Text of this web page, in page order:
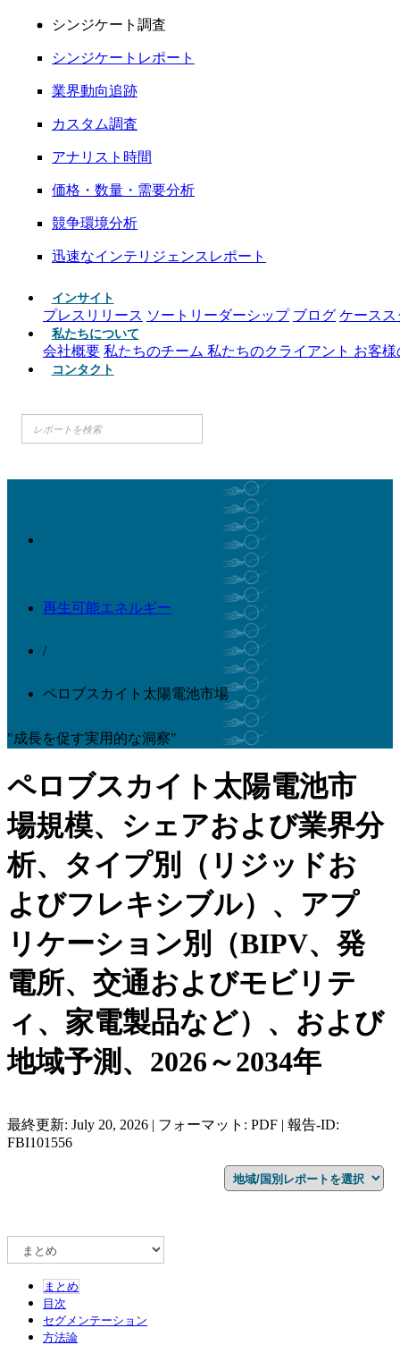
シンジケート調査
シンジケートレポート
業界動向追跡
カスタム調査
アナリスト時間
価格・数量・需要分析
競争環境分析
迅速なインテリジェンスレポート
インサイト
プレスリリース ソートリーダーシップ ブログ ケースス
私たちについて
会社概要 私たちのチーム 私たちのクライアント お客
コンタクト
再生可能エネルギー
/
ペロブスカイト太陽電池市場
"成長を促す実用的な洞察"
ペロブスカイト太陽電池市
場規模、シェアおよび業界分
析、タイプ別（リジッドお
よびフレキシブル）、アプ
リケーション別（BIPV、発
電所、交通およびモビリテ
ィ、家電製品など）、および
地域予測、2026～2034年
最終更新: July 20, 2026 | フォーマット: PDF | 報告-ID:
FBI101556
まとめ
目次
セグメンテーション
方法論